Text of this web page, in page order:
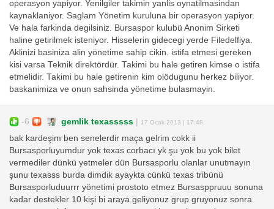
operasyon yapiyor. Yenilgiler takimin yanlis oynatilmasindan
kaynaklaniyor. Saglam Yönetim kuruluna bir operasyon yapiyor.
Ve hala farkinda degilsiniz. Bursaspor kulubü Anonim Sirketi
haline getirilmek isteniyor. Hisselerin gidecegi yerde Filedelfiya.
Aklinizi basiniza alin yönetime sahip cikin. istifa etmesi gereken
kisi varsa Teknik direktördür. Takimi bu hale getiren kimse o istifa
etmelidir. Takimi bu hale getirenin kim olödugunu herkez biliyor.
baskanimiza ve onun sahsinda yönetime bulasmayin.
-6 gemlik texasssss | 17 Ocak 2013 | 17:48
bak kardeşim ben senelerdir maça gelrim cokk ii
Bursasporluyumdur yok texas corbacı yk şu yok bu yok bilet
vermediler dünkü yetmeler dün Bursasporlu olanlar unutmayın
şunu texasss burda dimdik ayaykta cünkü texas tribünü
Bursasporluduurrr yönetimi prostoto etmez Bursasppruuu sonuna
kadar destekler 10 kişi bi araya geliyonuz grup gruyonuz sonra